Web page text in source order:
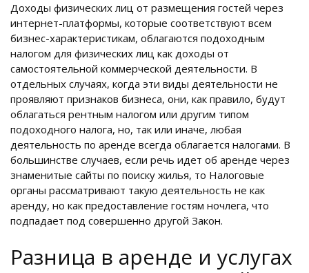
Доходы физических лиц от размещения гостей через
интернет-платформы, которые соответствуют всем
бизнес-характеристикам, облагаются подоходным
налогом для физических лиц как доходы от
самостоятельной коммерческой деятельности. В
отдельных случаях, когда эти виды деятельности не
проявляют признаков бизнеса, они, как правило, будут
облагаться рентным налогом или другим типом
подоходного налога, но, так или иначе, любая
деятельность по аренде всегда облагается налогами. В
большинстве случаев, если речь идет об аренде через
знаменитые сайты по поиску жилья, то Налоговые
органы рассматривают такую деятельность не как
аренду, но как предоставление гостям ночлега, что
подпадает под совершенно другой Закон.
Разница в аренде и услугах